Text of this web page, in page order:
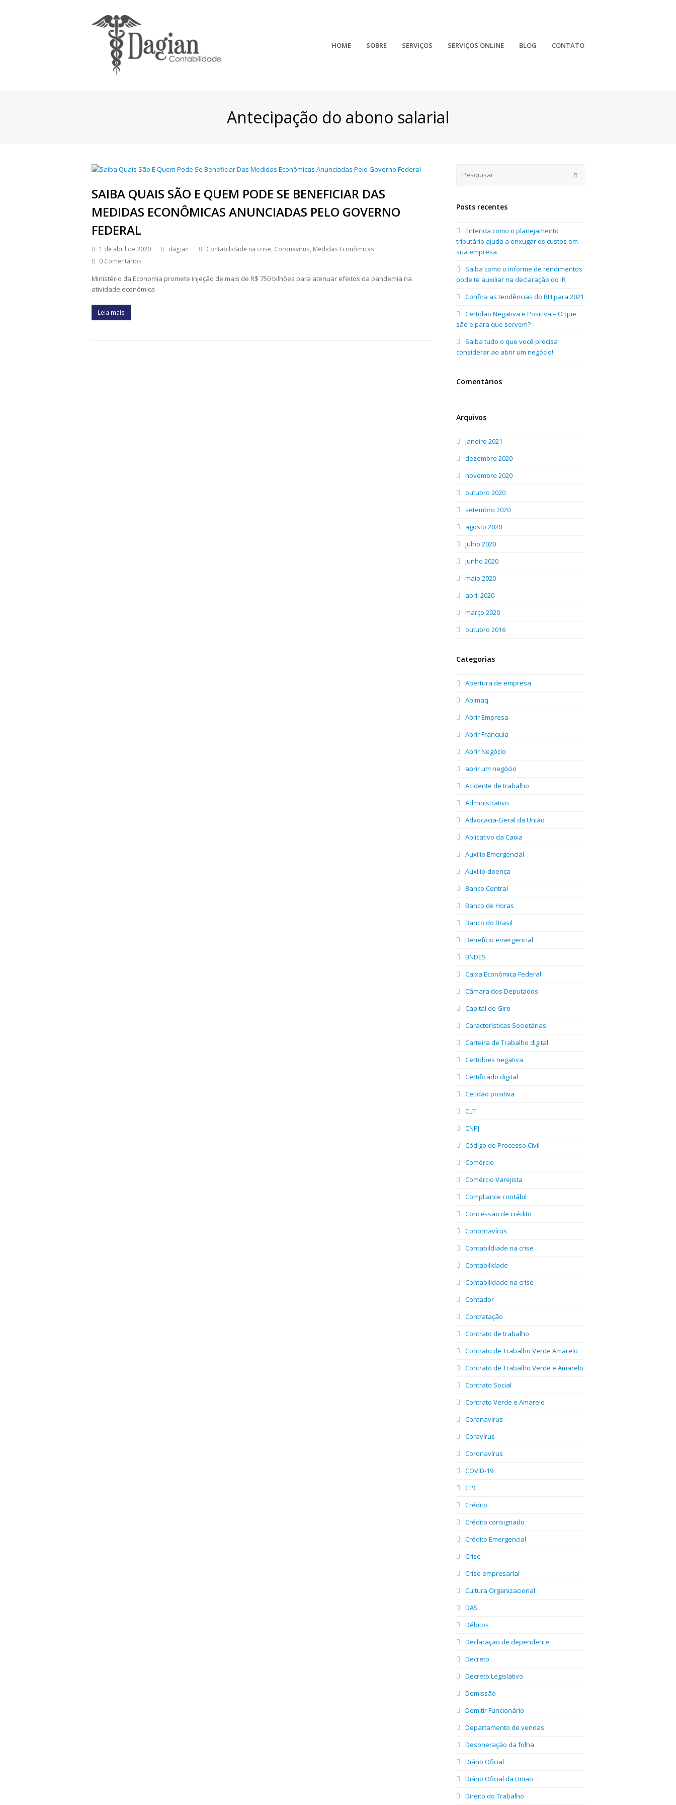
HOME SOBRE SERVIÇOS SERVIÇOS ONLINE BLOG CONTATO
Antecipação do abono salarial
SAIBA QUAIS SÃO E QUEM PODE SE BENEFICIAR DAS
MEDIDAS ECONÔMICAS ANUNCIADAS PELO GOVERNO
FEDERAL
1 de abril de 2020 dagian Contabilidade na crise, Coronavírus, Medidas Econômicas
0 Comentários
Ministério da Economia promete injeção de mais de R$ 750 bilhões para atenuar efeitos da pandemia na
atividade econômica
Leia mais
Posts recentes
Entenda como o planejamento
tributário ajuda a enxugar os custos em
sua empresa
Saiba como o informe de rendimentos
pode te auxiliar na declaração do IR
Confira as tendências do RH para 2021
Certidão Negativa e Positiva – O que
são e para que servem?
Saiba tudo o que você precisa
considerar ao abrir um negócio!
Comentários
Arquivos
janeiro 2021
dezembro 2020
novembro 2020
outubro 2020
setembro 2020
agosto 2020
julho 2020
junho 2020
maio 2020
abril 2020
março 2020
outubro 2016
Categorias
Abertura de empresa
Abimaq
Abrir Empresa
Abrir Franquia
Abrir Negócio
abrir um negócio
Acidente de trabalho
Administrativo
Advocacia-Geral da União
Aplicativo da Caixa
Auxílio Emergencial
Auxílio-doença
Banco Central
Banco de Horas
Banco do Brasil
Benefício emergencial
BNDES
Caixa Econômica Federal
Câmara dos Deputados
Capital de Giro
Características Societárias
Carteira de Trabalho digital
Certidões negativa
Certificado digital
Cetidão positiva
CLT
CNPJ
Código de Processo Civil
Comércio
Comércio Varejista
Compliance contábil
Concessão de crédito
Conornavírus
Contabildiade na crise
Contabilidade
Contabilidade na crise
Contador
Contratação
Contrato de trabalho
Contrato de Trabalho Verde Amarelo
Contrato de Trabalho Verde e Amarelo
Contrato Social
Contrato Verde e Amarelo
Coranavírus
Coravírus
Coronavírus
COVID-19
CPC
Crédito
Crédito consignado
Crédito Emergencial
Crise
Crise empresarial
Cultura Organizacional
DAS
Débitos
Declaração de dependente
Decreto
Decreto Legislativo
Demissão
Demitir Funcionário
Departamento de vendas
Desoneração da folha
Diário Oficial
Diário Oficial da União
Direito do Trabalho